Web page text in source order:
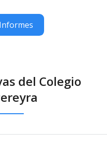
del Colegio